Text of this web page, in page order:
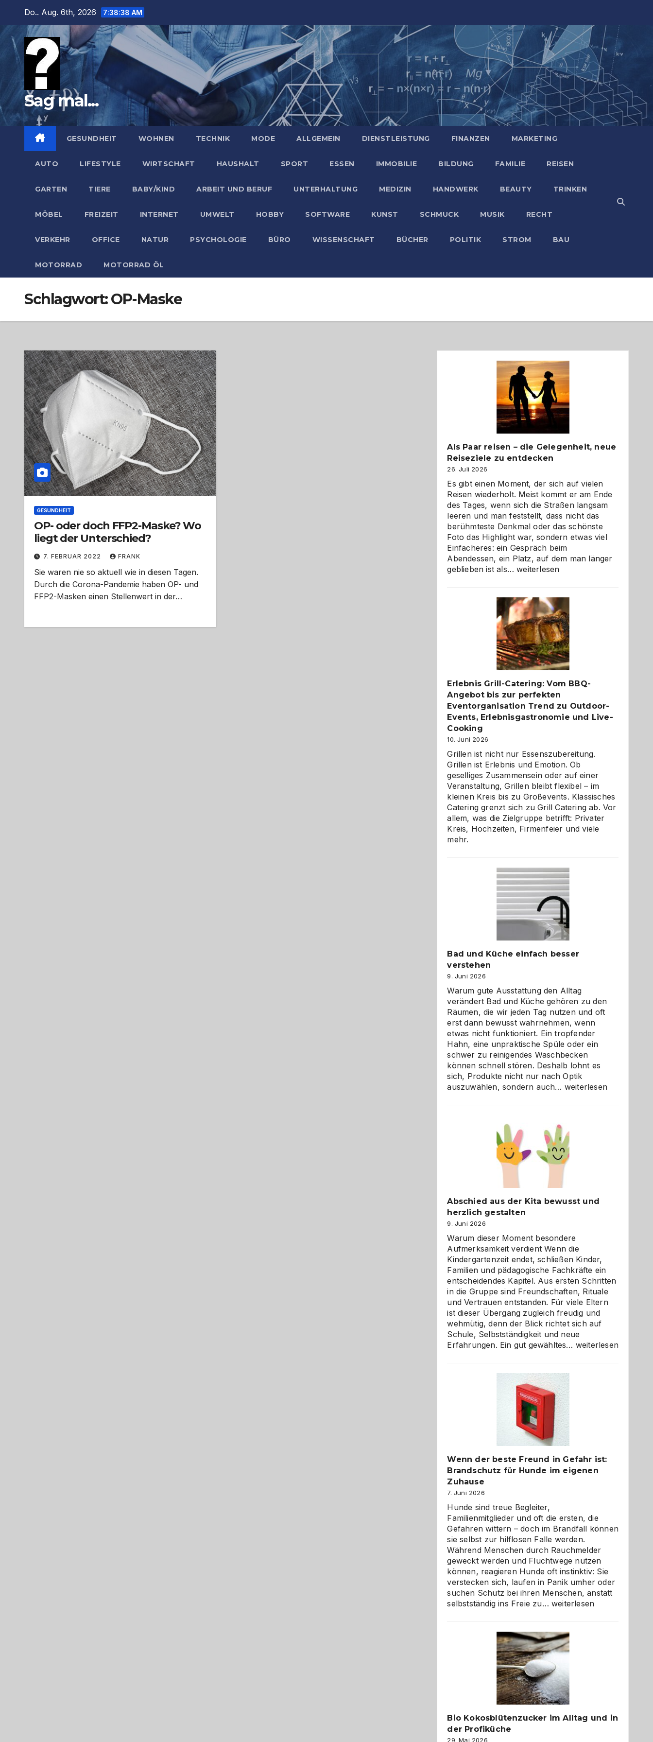
springen
Do.. Aug. 6th, 2026 7:38:39 AM
Sag mal...
GESUNDHEIT WOHNEN TECHNIK MODE ALLGEMEIN DIENSTLEISTUNG FINANZEN MARKETING
AUTO LIFESTYLE WIRTSCHAFT HAUSHALT SPORT ESSEN IMMOBILIE BILDUNG FAMILIE REISEN
GARTEN TIERE BABY/KIND ARBEIT UND BERUF UNTERHALTUNG MEDIZIN HANDWERK BEAUTY TRINKEN
MÖBEL FREIZEIT INTERNET UMWELT HOBBY SOFTWARE KUNST SCHMUCK MUSIK RECHT
VERKEHR OFFICE NATUR PSYCHOLOGIE BÜRO WISSENSCHAFT BÜCHER POLITIK STROM BAU
MOTORRAD MOTORRAD ÖL
Schlagwort:OP-Maske
GESUNDHEIT
OP- oder doch FFP2-Maske? Wo
liegt der Unterschied?
7. FEBRUAR 2022 FRANK
Sie waren nie so aktuell wie in diesen Tagen.
Durch die Corona-Pandemie haben OP- und
FFP2-Masken einen Stellenwert in der…
Als Paar reisen – die Gelegenheit, neue
Reiseziele zu entdecken
26. Juli 2026
Es gibt einen Moment, der sich auf vielen
Reisen wiederholt. Meist kommt er am Ende
des Tages, wenn sich die Straßen langsam
leeren und man feststellt, dass nicht das
berühmteste Denkmal oder das schönste
Foto das Highlight war, sondern etwas viel
Einfacheres: ein Gespräch beim
Abendessen, ein Platz, auf dem man länger
geblieben ist als…Als
–
die
Gelegenheit,
neue
Reiseziele
zu
entdecken
weiterlesen
Erlebnis Grill-Catering: Vom BBQ-
Angebot bis zur perfekten
Eventorganisation Trend zu Outdoor-
Events, Erlebnisgastronomie und Live-
Cooking
10. Juni 2026
Grillen ist nicht nur Essenszubereitung.
Grillen ist Erlebnis und Emotion. Ob
geselliges Zusammensein oder auf einer
Veranstaltung, Grillen bleibt flexibel – im
kleinen Kreis bis zu Großevents. Klassisches
Catering grenzt sich zu Grill Catering ab. Vor
allem, was die Zielgruppe betrifft: Privater
Kreis, Hochzeiten, Firmenfeier und viele
mehr.
Bad und Küche einfach besser
verstehen
9. Juni 2026
Warum gute Ausstattung den Alltag
verändert Bad und Küche gehören zu den
Räumen, die wir jeden Tag nutzen und oft
erst dann bewusst wahrnehmen, wenn
etwas nicht funktioniert. Ein tropfender
Hahn, eine unpraktische Spüle oder ein
schwer zu reinigendes Waschbecken
können schnell stören. Deshalb lohnt es
sich, Produkte nicht nur nach Optik
auszuwählen, sondern auch… Bad
besser
verstehen
weiterlesen
Abschied aus der Kita bewusst und
herzlich gestalten
9. Juni 2026
Warum dieser Moment besondere
Aufmerksamkeit verdient Wenn die
Kindergartenzeit endet, schließen Kinder,
Familien und pädagogische Fachkräfte ein
entscheidendes Kapitel. Aus ersten Schritten
in die Gruppe sind Freundschaften, Rituale
und Vertrauen entstanden. Für viele Eltern
ist dieser Übergang zugleich freudig und
wehmütig, denn der Blick richtet sich auf
Schule, Selbstständigkeit und neue
Erfahrungen. Ein gut gewähltes… Abschied
weiterlesen
Wenn der beste Freund in Gefahr ist:
Brandschutz für Hunde im eigenen
Zuhause
7. Juni 2026
Hunde sind treue Begleiter,
Familienmitglieder und oft die ersten, die
Gefahren wittern – doch im Brandfall können
sie selbst zur hilflosen Falle werden.
Während Menschen durch Rauchmelder
geweckt werden und Fluchtwege nutzen
können, reagieren Hunde oft instinktiv: Sie
verstecken sich, laufen in Panik umher oder
suchen Schutz bei ihren Menschen, anstatt
selbstständig ins Freie zu… Wenn
Freund
in
Gefahr
ist:
Brandschutz
für
Hunde
eigenen
weiterlesen
Bio Kokosblütenzucker im Alltag und in
der Profiküche
29. Mai 2026